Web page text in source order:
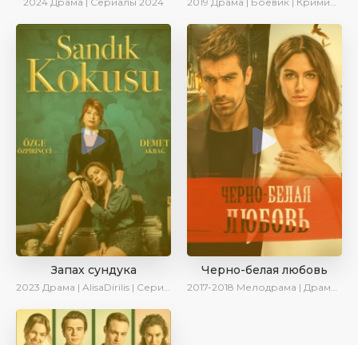
Запах сундука
2023 Драма | AlisaDirilis | Сериалы 2023
Черно-белая любовь
2017-2018 Мелодрама | Драма | Боевик | SesDizi